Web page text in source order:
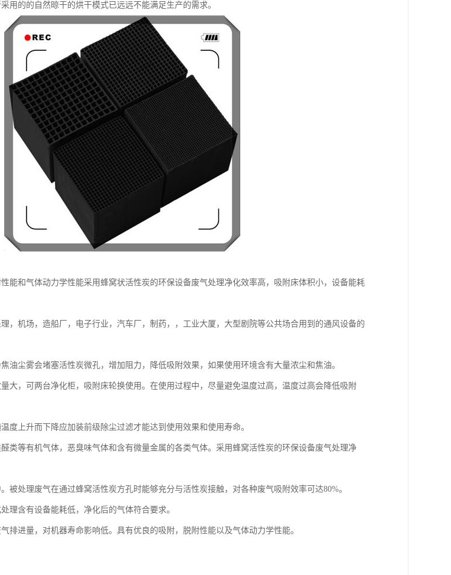
用的的自然晾干的烘干模式已远远不能满足生产的需求。
能和气体动力学性能采用蜂窝状活性炭的环保设备废气处理净化效率高，吸附床体积小，设备能耗
，机场，造船厂，电子行业，汽车厂，制药，，工业大厦，大型剧院等公共场合用到的通风设备的
油尘雾会堵塞活性炭微孔，增加阻力，降低吸附效果，如果使用环境含有大量浓尘和焦油。
大，可两台净化柜，吸附床轮换使用。在使用过程中，尽量避免温度过高，温度过高会降低吸附
度上升而下降应加装前级除尘过滤才能达到使用效果和使用寿命。
类等有机气体，恶臭味气体和含有微量金属的各类气体。采用蜂窝活性炭的环保设备废气处理净
被处理废气在通过蜂窝活性炭方孔时能够充分与活性炭接触，对各种废气吸附效率可达80%。
理含有设备能耗低，净化后的气体符合要求。
排进量，对机器寿命影响低。具有优良的吸附，脱附性能以及气体动力学性能。